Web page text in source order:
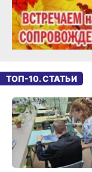
ТОП-10. СТАТЬИ